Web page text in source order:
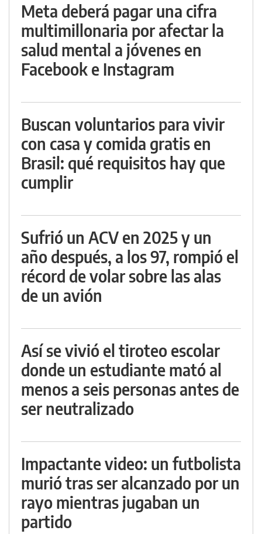
Meta deberá pagar una cifra
multimillonaria por afectar la
salud mental a jóvenes en
Facebook e Instagram
Buscan voluntarios para vivir
con casa y comida gratis en
Brasil: qué requisitos hay que
cumplir
Sufrió un ACV en 2025 y un
año después, a los 97, rompió el
récord de volar sobre las alas
de un avión
Así se vivió el tiroteo escolar
donde un estudiante mató al
menos a seis personas antes de
ser neutralizado
Impactante video: un futbolista
murió tras ser alcanzado por un
rayo mientras jugaban un
partido